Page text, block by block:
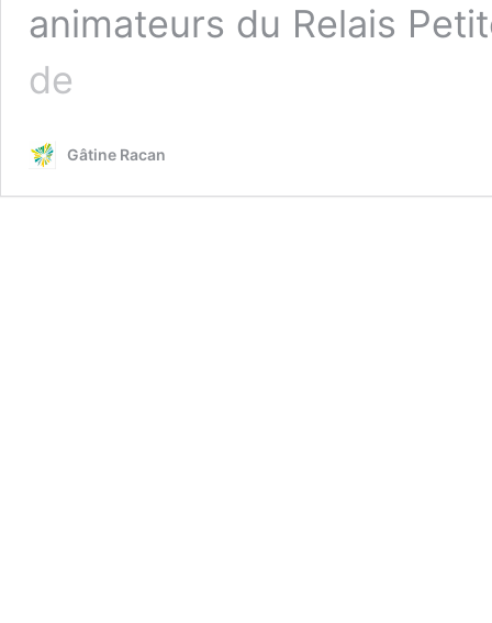
animateurs du Relais
de
Gâtine Racan